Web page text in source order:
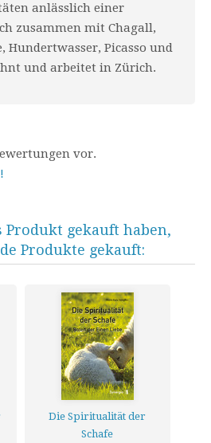
anlässlich einer
zusammen mit Chagall,
Hundertwasser, Picasso und
und arbeitet in Zürich.
vor.
Produkt gekauft haben,
Produkte gekauft:
Die Spiritualität der
Schafe